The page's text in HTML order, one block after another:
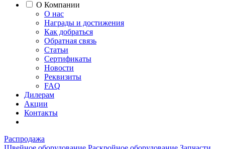
О Компании
О нас
Награды и достижения
Как добраться
Обратная связь
Статьи
Сертификаты
Новости
Реквизиты
FAQ
Дилерам
Акции
Контакты
Распродажа